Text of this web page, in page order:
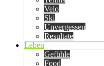
Velo
Ski
Unvergessen
Resultate
Leben
Gefühle
Food